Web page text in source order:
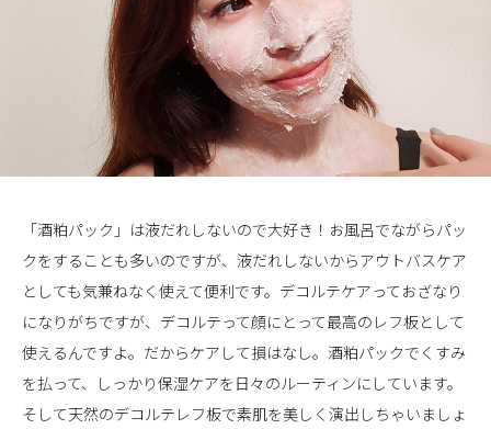
「酒粕パック」は液だれしないので大好き！お風呂でながらパッ
クをすることも多いのですが、液だれしないからアウトバスケア
としても気兼ねなく使えて便利です。デコルテケアっておざなり
になりがちですが、デコルテって顔にとって最高のレフ板として
使えるんですよ。だからケアして損はなし。酒粕パックでくすみ
を払って、しっかり保湿ケアを日々のルーティンにしています。
そして天然のデコルテレフ板で素肌を美しく演出しちゃいましょ